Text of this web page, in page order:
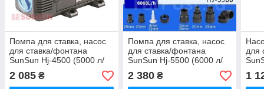
Помпа для ставка, насос
для ставка/фонтана
SunSun Hj-4500 (5000 л/
год, 80 Вт, h — 3.8 м)
2 085 ₴
Помпа для ставка, насос
для ставка/фонтана
SunSun Hj-5500 (6000 л/
год, 100 Вт, h — 4 м)
2 380₴
для
1